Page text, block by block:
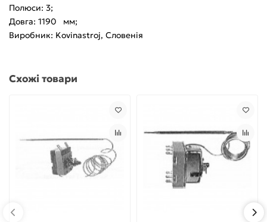
Полюси: 3;
Довга: 1190 мм;
Виробник: Kovinastroj, Словенія
Схожі товари